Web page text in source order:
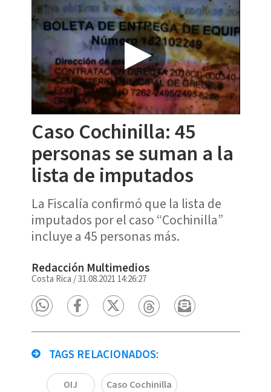
Caso Cochinilla: 45
personas se suman a la
lista de imputados
La Fiscalía confirmó que la lista de
imputados por el caso “Cochinilla”
incluye a 45 personas más.
Redacción Multimedios
Costa Rica /31.08.2021 14:26:27
TAGS RELACIONADOS:
OIJ Caso Cochinilla